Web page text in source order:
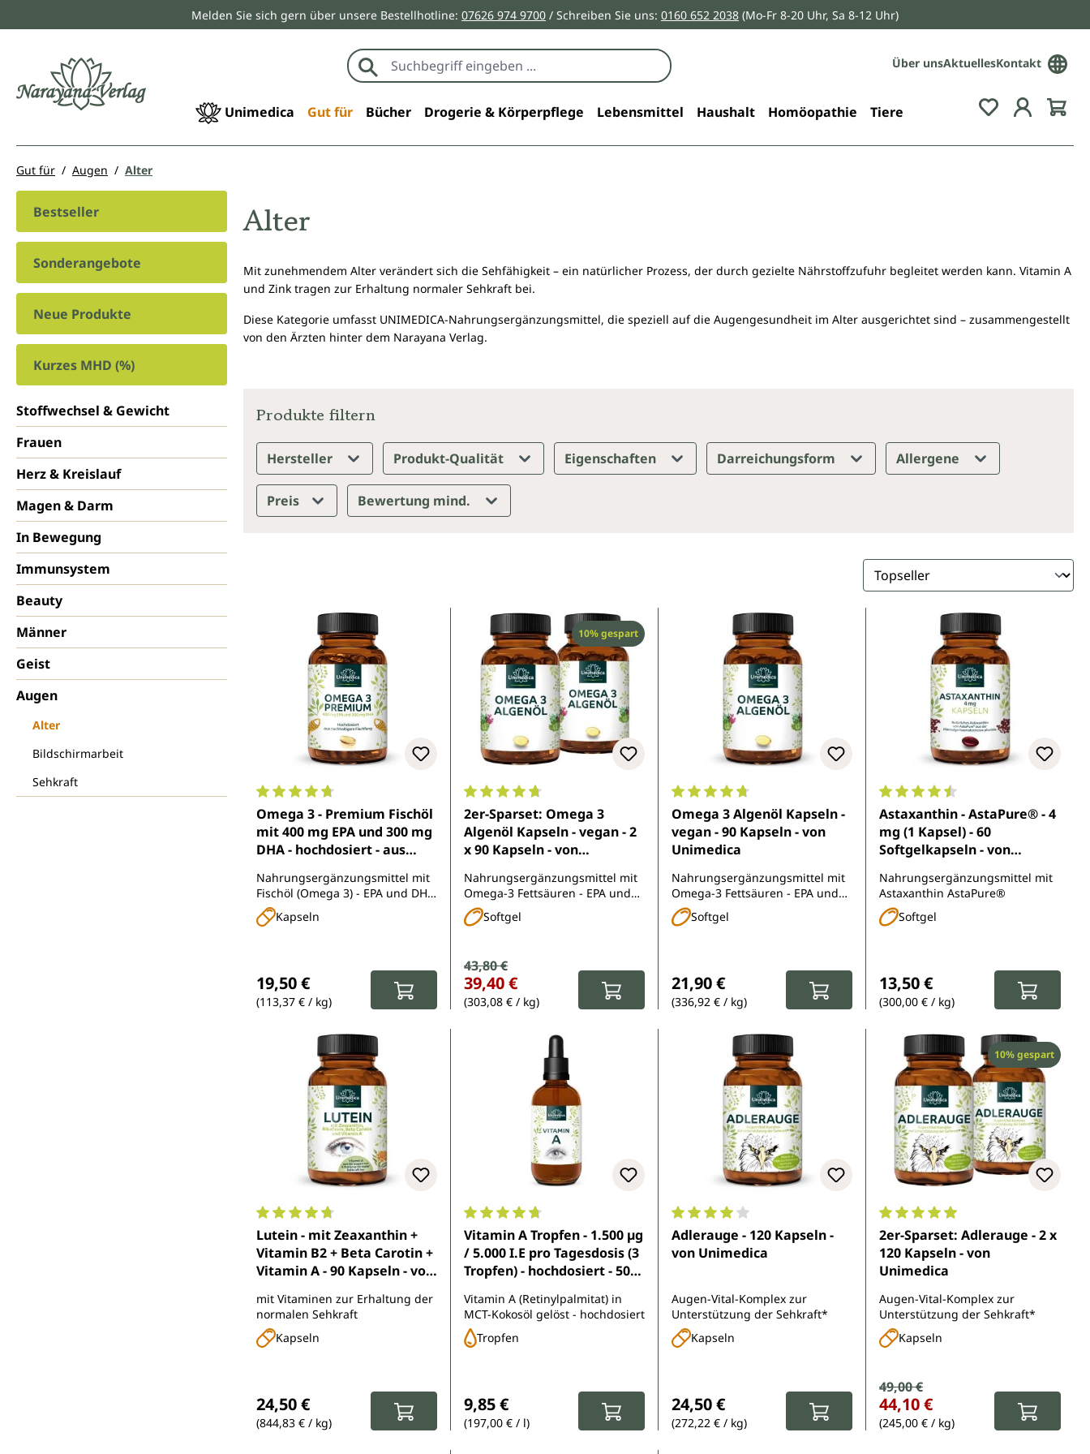
Zur Hauptnavigation springenMelden Sie sich gern über unsere Bestellhotline: 07626 974 9700 / Schreiben Sie uns: 0160 652 2038 (Mo-Fr 8-20 Uhr, Sa 8-12 Uhr)
Über unsAktuellesKontakt
Unimedica Gut für Bücher Drogerie & Körperpflege Lebensmittel Haushalt Homöopathie Tiere Du hast 0
Gut für Augen Alter
Bestseller
Sonderangebote
Neue Produkte
Kurzes MHD (%)
Stoffwechsel & Gewicht
Frauen
Herz & Kreislauf
Magen & Darm
In Bewegung
Immunsystem
Beauty
Männer
Geist
Augen
Alter
Bildschirmarbeit
Sehkraft
Alter
Mit zunehmendem Alter verändert sich die Sehfähigkeit – ein natürlicher Prozess, der durch gezielte Nährstoffzufuhr begleitet werden kann. Vitamin A
und Zink tragen zur Erhaltung normaler Sehkraft bei.
Diese Kategorie umfasst UNIMEDICA-Nahrungsergänzungsmittel, die speziell auf die Augengesundheit im Alter ausgerichtet sind – zusammengestellt
von den Ärzten hinter dem Narayana Verlag.
Produkte filtern
Hersteller Produkt-Qualität Eigenschaften Darreichungsform Allergene
Preis Bewertung mind.
Durchschnittliche Bewertung von 4.7 von 5 Sternen
Omega 3 - Premium Fischöl
mit 400 mg EPA und 300 mg
DHA - hochdosiert - aus
1.000 mg pro Tagesdosis (1
Kapsel) - 120 Softgelkapseln
- von Unimedica
Nahrungsergänzungsmittel mit
Fischöl (Omega 3) - EPA und DHA
in natürlicher Triglyceridform
Kapseln
19,50 €
(113,37 € / kg)
Rabatt
10% gespart
Durchschnittliche Bewertung von 4.8 von 5 Sternen
2er-Sparset: Omega 3
Algenöl Kapseln - vegan - 2
x 90 Kapseln - von
Nahrungsergänzungsmittel mit
Omega-3 Fettsäuren - EPA und
DHA
Softgel
Verkaufspreis:
Regulärer Preis:
43,80 €
39,40 €
(303,08 € / kg)
Durchschnittliche Bewertung von 4.8 von 5 Sternen
Omega 3 Algenöl Kapseln -
vegan - 90 Kapseln - von
Unimedica
Nahrungsergänzungsmittel mit
Omega-3 Fettsäuren - EPA und
DHA
Softgel
21,90 €
(336,92 € / kg)
Durchschnittliche Bewertung von
Astaxanthin - AstaPure® - 4
mg (1 Kapsel) - 60
Softgelkapseln - von
Nahrungsergänzungsmittel mit
Astaxanthin AstaPure®
Softgel
13,50 €
(300,00 € / kg)
Durchschnittliche Bewertung von 4.7 von 5 Sternen
Lutein - mit Zeaxanthin +
Vitamin B2 + Beta Carotin +
Vitamin A - 90 Kapseln - von
mit Vitaminen zur Erhaltung der
normalen Sehkraft
Kapseln
24,50 €
(844,83 € / kg)
Durchschnittliche Bewertung von 4.8 von 5 Sternen
Vitamin A Tropfen - 1.500 µg
/ 5.000 I.E pro Tagesdosis (3
Tropfen) - hochdosiert - 50
Vitamin A (Retinylpalmitat) in
MCT-Kokosöl gelöst - hochdosiert
Tropfen
9,85 €
(197,00 € / l)
Durchschnittliche Bewertung von 4.1 von 5 Sternen
Adlerauge - 120 Kapseln -
von Unimedica
Augen-Vital-Komplex zur
Unterstützung der Sehkraft*
Kapseln
24,50 €
(272,22 € / kg)
Rabatt
10% gespart
Durchschnittliche Bewertung von
2er-Sparset: Adlerauge - 2 x
120 Kapseln - von
Unimedica
Augen-Vital-Komplex zur
Unterstützung der Sehkraft*
Kapseln
Verkaufspreis:
Regulärer Preis:
49,00 €
44,10 €
(245,00 € / kg)